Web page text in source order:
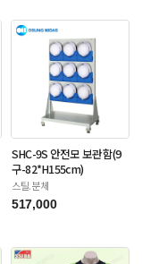
SHC-9S 안전모 보관함(9
구-82*H155cm)
스틸.분체
517,000